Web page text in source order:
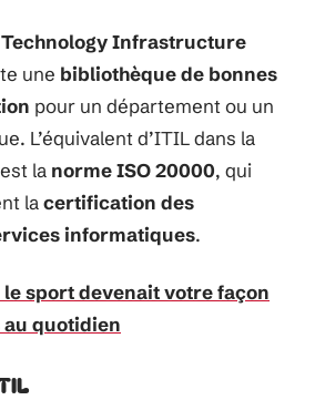
Technology Infrastructure
une bibliothèque de bonnes
pour un département ou un
L’équivalent d’ITILdans la
est la norme ISO 20000, qui
lacertification des
informatiques.
le sport devenait votre façon
quotidien